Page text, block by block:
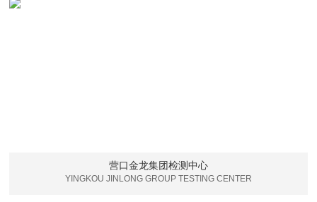
营口金龙集团检测中心
YINGKOU JINLONG GROUP TESTING CENTER